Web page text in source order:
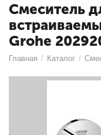
Смеситель
Grohe
Главная / Каталог /